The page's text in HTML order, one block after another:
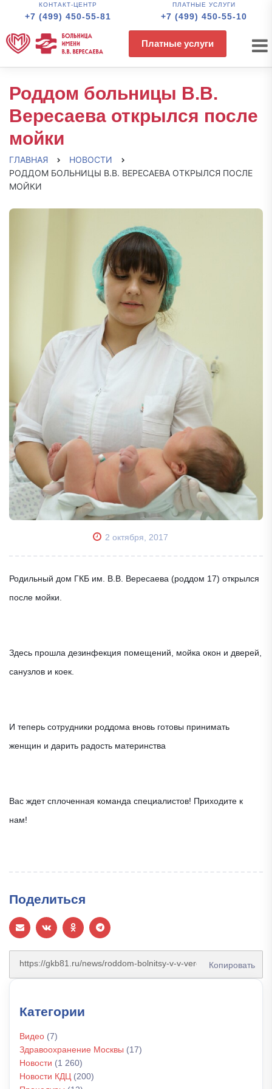
КОНТАКТ-ЦЕНТР
+7 (499) 450-55-81
ПЛАТНЫЕ УСЛУГИ
+7 (499) 450-55-10
Платные услуги
Роддом больницы В.В.
Вересаева открылся после
мойки
ГЛАВНАЯ
НОВОСТИ
РОДДОМ БОЛЬНИЦЫ В.В. ВЕРЕСАЕВА ОТКРЫЛСЯ ПОСЛЕ
МОЙКИ
2 октября, 2017
Родильный дом ГКБ им. В.В. Вересаева (роддом 17) открылся
после мойки.
Здесь прошла дезинфекция помещений, мойка окон и дверей,
санузлов и коек.
И теперь сотрудники роддома вновь готовы принимать
женщин и дарить радость материнства
Вас ждет сплоченная команда специалистов! Приходите к
нам!
Поделиться
Копировать
Категории
Видео (7)
Здравоохранение Москвы (17)
Новости (1 260)
Новости КДЦ (200)